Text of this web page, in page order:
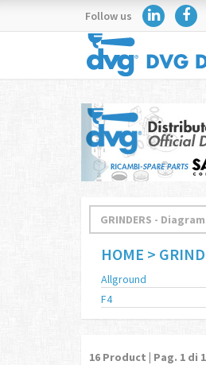
Follow us
HOME >
Allground
F4
16 Product | Pag. 1 di 1